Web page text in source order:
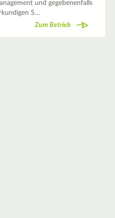
und gegebenenfalls
S…
Zum Betrieb